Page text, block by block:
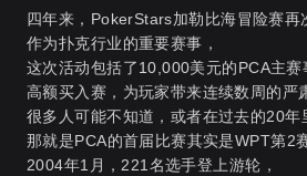
四年来，PokerStars加勒比海冒险赛再
作为扑克行业的重要赛事，
这次活动包括了10,000美元的PCA主
高额买入赛，为玩家带来连续数周的严
很多人可能不知道，或者在过去的20年
那就是PCA的首届比赛其实是WPT第2
2004年1月，221名选手登上游轮，